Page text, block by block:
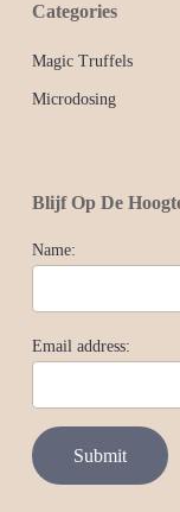
Categories
Magic Truffels
Microdosing
Blijf Op De
Name:
Email address: